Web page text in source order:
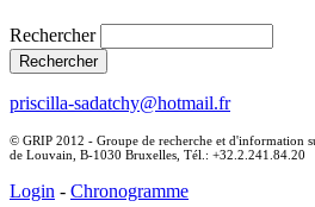
Rechercher
priscilla-sadatchy@hotmail.fr
© GRIP 2012 - Groupe de recherche et d'information
de Louvain, B-1030 Bruxelles, Tél.: +32.2.241.84.20
Login - Chronogramme